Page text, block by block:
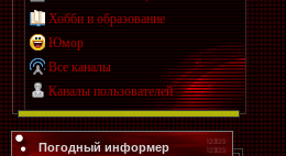
Хобби и образование
Юмор
Все каналы
Каналы пользователей
Погодный информер